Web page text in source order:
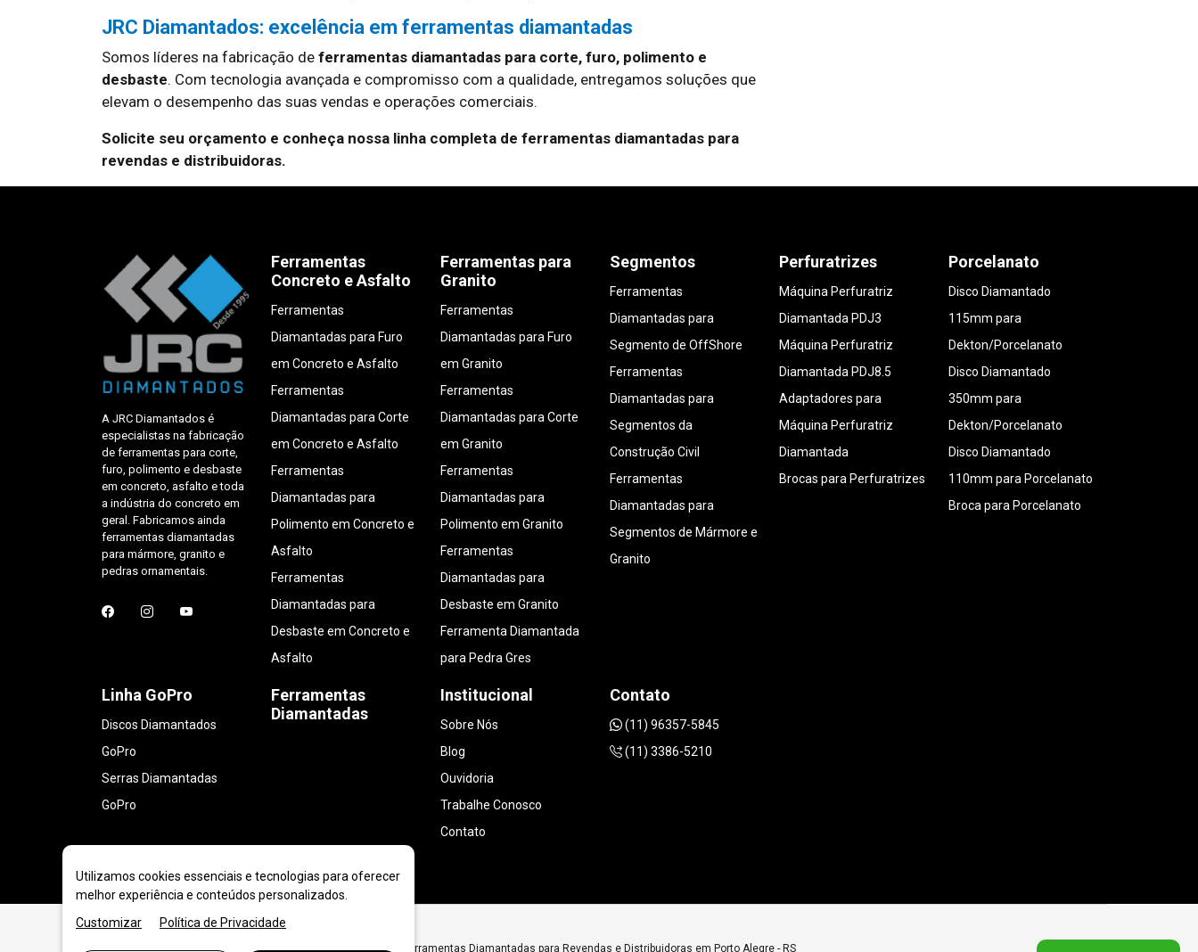
JRC Diamantados: excelência em ferramentas diamantadas
Somos líderes na fabricação de ferramentas diamantadas para corte, furo, polimento e
desbaste. Com tecnologia avançada e compromisso com a qualidade, entregamos soluções que
elevam o desempenho das suas vendas e operações comerciais.
Solicite seu orçamento e conheça nossa linha completa de ferramentas diamantadas para
revendas e distribuidoras.
A JRC Diamantados é
especialistas na fabricação
de ferramentas para corte,
furo, polimento e desbaste
em concreto, asfalto e toda
a indústria do concreto em
geral. Fabricamos ainda
ferramentas diamantadas
para mármore, granito e
pedras ornamentais.
Ferramentas
Concreto e Asfalto
Ferramentas
Diamantadas para Furo
em Concreto e Asfalto
Ferramentas
Diamantadas para Corte
em Concreto e Asfalto
Ferramentas
Diamantadas para
Polimento em Concreto e
Asfalto
Ferramentas
Diamantadas para
Desbaste em Concreto e
Asfalto
Ferramentas para
Granito
Ferramentas
Diamantadas para Furo
em Granito
Ferramentas
Diamantadas para Corte
em Granito
Ferramentas
Diamantadas para
Polimento em Granito
Ferramentas
Diamantadas para
Desbaste em Granito
Ferramenta Diamantada
para Pedra Gres
Segmentos
Ferramentas
Diamantadas para
Segmento de OffShore
Ferramentas
Diamantadas para
Segmentos da
Construção Civil
Ferramentas
Diamantadas para
Segmentos de Mármore e
Granito
Perfuratrizes
Máquina Perfuratriz
Diamantada PDJ3
Máquina Perfuratriz
Diamantada PDJ8.5
Adaptadores para
Máquina Perfuratriz
Diamantada
Brocas para Perfuratrizes
Porcelanato
Disco Diamantado
115mm para
Dekton/Porcelanato
Disco Diamantado
350mm para
Dekton/Porcelanato
Disco Diamantado
110mm para Porcelanato
Broca para Porcelanato
Linha GoPro
Discos Diamantados
GoPro
Serras Diamantadas
GoPro
Ferramentas
Diamantadas
Institucional
Sobre Nós
Blog
Ouvidoria
Trabalhe Conosco
Contato
Contato
(11) 96357-5845
(11) 3386-5210
Ferramentas Diamantadas para Revendas e Distribuidoras em Porto Alegre - RS
Utilizamos cookies essenciais e tecnologias para oferecer
melhor experiência e conteúdos personalizados.
Customizar
Política de Privacidade